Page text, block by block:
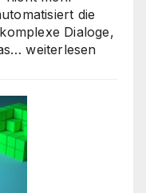
die
Dialoge,
Interaktive
Wie
digitale
Assistenten
weiterlesen